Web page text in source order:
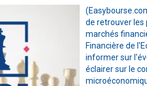
de retrouver les
marchés
Financière de
informer sur
éclairer sur le